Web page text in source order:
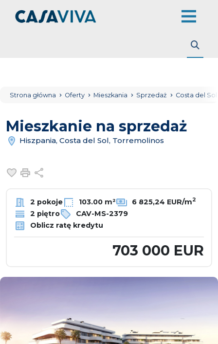
Strona główna Oferty Mieszkania Sprzedaż Costa del Sol
Mieszkanie na sprzedaż
Hiszpania, Costa del Sol, Torremolinos
Dodaj do ulubionych
Drukuj
2 pokoje 103.00 m² 6 825,24 EUR/m2
2 piętro
CAV-MS-2379
Oblicz ratę kredytu
703 000 EUR